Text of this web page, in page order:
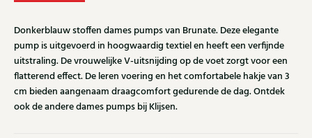
Donkerblauw stoffen dames pumps van Brunate. Deze elegante
pump is uitgevoerd in hoogwaardig textiel en heeft een verfijnde
uitstraling. De vrouwelijke V-uitsnijding op de voet zorgt voor een
flatterend effect. De leren voering en het comfortabele hakje van 3
cm bieden aangenaam draagcomfort gedurende de dag. Ontdek
ook de andere dames pumps bij Klijsen.